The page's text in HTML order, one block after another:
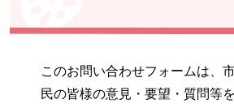
このお問い合わせフォームは、
民の皆様の意見・要望・質問等